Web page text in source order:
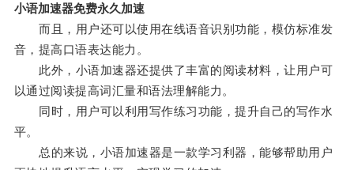
小语加速器免费永久加速
而且，用户还可以使用在线语音识别功能，模仿标准发
音，提高口语表达能力。
此外，小语加速器还提供了丰富的阅读材料，让用户可
以通过阅读提高词汇量和语法理解能力。
同时，用户可以利用写作练习功能，提升自己的写作水
平。
总的来说，小语加速器是一款学习利器，能够帮助用户